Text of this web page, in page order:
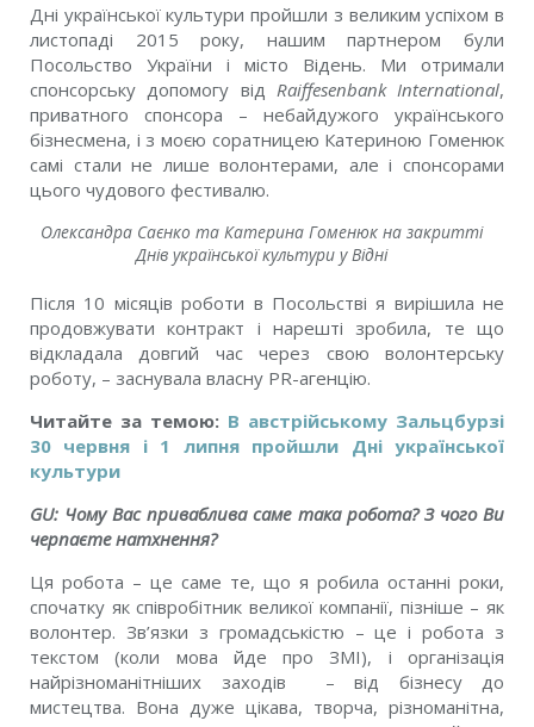
Дні української культури пройшли з великим успіхом в
листопаді 2015 року, нашим партнером були
Посольство України і місто Відень. Ми отримали
спонсорську допомогу від Raiffesenbank International,
приватного спонсора – небайдужого українського
бізнесмена, і з моєю соратницею Катериною Гоменюк
самі стали не лише волонтерами, але і спонсорами
цього чудового фестивалю.
Олександра Саєнко та Катерина Гоменюк на закритті
Днів української культури у Відні
Після 10 місяців роботи в Посольстві я вирішила не
продовжувати контракт і нарешті зробила, те що
відкладала довгий час через свою волонтерську
роботу, – заснувала власну PR-агенцію.
Читайте за темою: В австрійському Зальцбурзі
30 червня і 1 липня пройшли Дні української
культури
GU: Чому Вас приваблива саме така робота? З чого Ви
черпаєте натхнення?
Ця робота – це саме те, що я робила останні роки,
спочатку як співробітник великої компанії, пізніше – як
волонтер. Зв’язки з громадськістю – це і робота з
текстом (коли мова йде про ЗМІ), і організація
найрізноманітніших заходів – від бізнесу до
мистецтва. Вона дуже цікава, творча, різноманітна,